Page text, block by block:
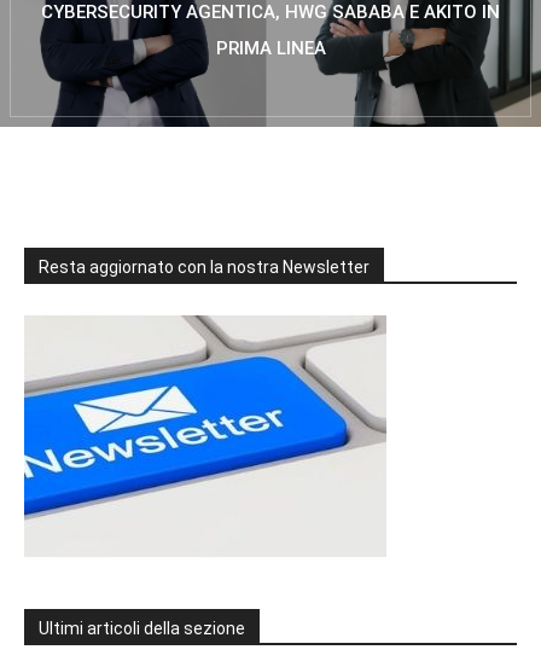
CYBERSECURITY AGENTICA, HWG SABABA E AKITO IN
PRIMA LINEA
Resta aggiornato con la nostra Newsletter
Ultimi articoli della sezione